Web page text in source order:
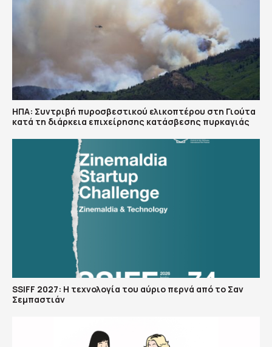
ΗΠΑ: Συντριβή πυροσβεστικού ελικοπτέρου στη Γιούτα
κατά τη διάρκεια επιχείρησης κατάσβεσης πυρκαγιάς
SSIFF 2027: Η τεχνολογία του αύριο περνά από το Σαν
Σεμπαστιάν